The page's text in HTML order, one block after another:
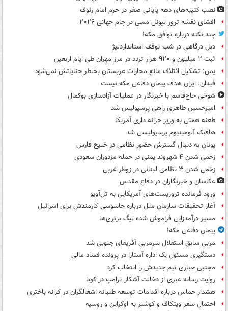
نصب کتیبه‌های دهه پایانی صفر در حرم امام رئوف
افشای نقشه ترور لیونل مسی در جام جهانی ۲۰۲۶
چند نکته درباره توافق مکه!
دبل درگاهی در شب توقف استانداردلیژ
ثبت ۲ میلیون و ۹۲۰ هزار تردد در مرز مهران طی ایام اربعین
یمن: تشکیل ائتلاف مانع مجازات عربستان بخاطر جنایاتش نمی‌شود
فیدان: ایران هدف پیمان دفاعی مکه نیست
شوخی حاج‌قاسم با خبرنگار در عملیات آزادسازی بوکمال
امیرحسین طاهری راهی پرسپولیس شد
طعنه همتی به وزیر خزانه داری آمریکا
هافبک آلومینیوم پرسپولیسی شد
یونان به دنبال گسترش حضور نظامی در خلیج فارس
زخمی شدن ۴ شهروند یمنی در حمله مزدوران سعودی
زخمی شدن ۳ نظامی لبنانی در زوطر غربی
عکاسان و خبرنگاران در دفاع مقدس
ورود فرمانده تروریست‌های آمریکایی به تل‌آویو
آغاز تحقیقات سازمان ملل درباره جاسوسی کارمندش برای اسرائیل
مسیر درآمدزایی فراموش شده لیگ برتری‌ها
پیمان دفاعی مکه!
مربی سابق استقلال سرمربی آفریقای جنوبی شد
دستگیری مسئول یک اداره آستارا در پرونده فساد مالی
مجتبی جباری تیم جدیدش را انتخاب کرد
روایت رسانه عبری از دخالت آشکار ترامپ در کوبا
هشدار حماس درباره اقدامات توسعه طلبانه اشغالگران در کرانه باختری
احتمال سفر ویتکاف و کوشنر به اوکراین و روسیه